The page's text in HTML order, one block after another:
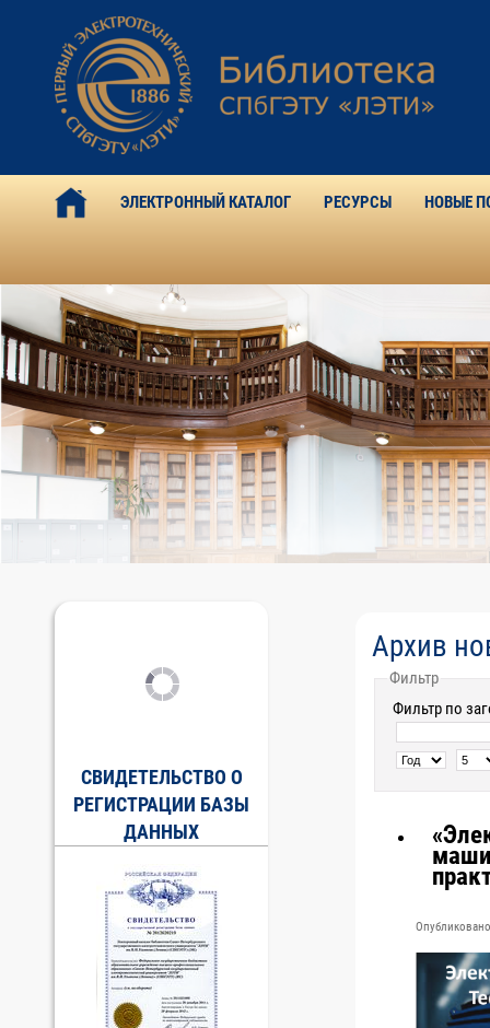
ЭЛЕКТРОННЫЙ КАТАЛОГ РЕСУРСЫ НОВЫЕ
СВИДЕТЕЛЬСТВО О
РЕГИСТРАЦИИ БАЗЫ
ДАННЫХ
Архив
Фильтр
Фильтр по